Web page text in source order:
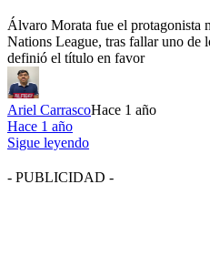
Álvaro Morata fue el protagonista
Nations League, tras fallar uno de
definió el título en favor
Ariel CarrascoHace 1 año
Hace 1 año
Sigue leyendo
- PUBLICIDAD -